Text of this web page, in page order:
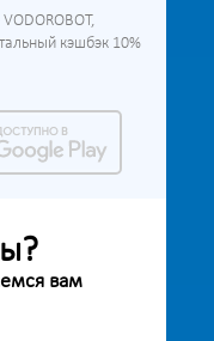
кэшбэк 10%
вам